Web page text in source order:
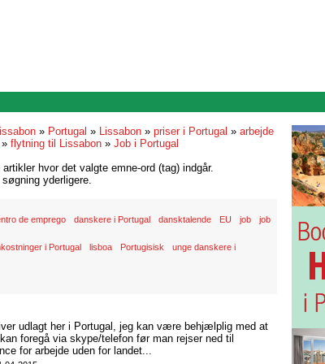
» Portugal » Lissabon » priser i Portugal » arbejde
» flytning til Lissabon » Job i Portugal
hvor det valgte emne-ord (tag) indgår.
yderligere.
de emprego danskere i Portugal dansktalende EU job job
i Portugal lisboa Portugisisk unge danskere i
udlagt her i Portugal, jeg kan være behjælplig med at
foregå via skype/telefon før man rejser ned til
for arbejde uden for landet...